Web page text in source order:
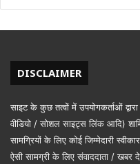
DISCLAIMER
साइट के कुछ तत्वों में उपयोगकर्ताओं
वीडियो / सोशल साइट्स लिंक आदि)
सामग्रियों के लिए कोई जिम्मेदारी
ऐसी सामग्री के लिए संवाददाता / खबर